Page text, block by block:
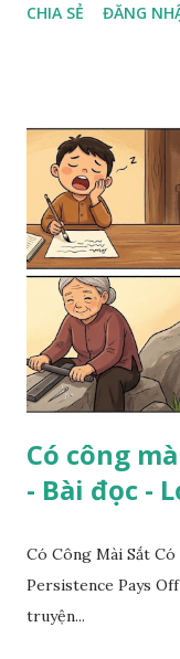
CHIA SẺ ĐĂNG
Có công
- Bài đọc -
Có Công Mài Sắt
Persistence Pays
truyện...